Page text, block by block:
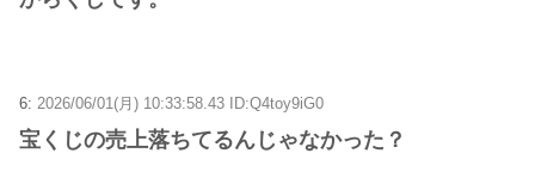
6: 2026/06/01(月) 10:33:58.43 ID:Q4toy9iG0
宝くじの売上落ちてるんじゃなかった？